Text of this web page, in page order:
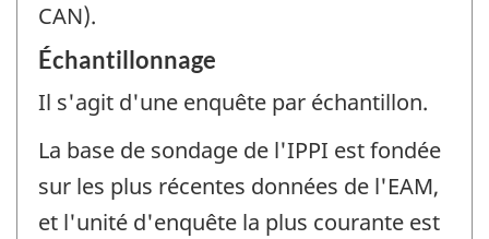
CAN).
Échantillonnage
Il s'agit d'une enquête par échantillon.
La base de sondage de l'IPPI est fondée
sur les plus récentes données de l'EAM,
et l'unité d'enquête la plus courante est